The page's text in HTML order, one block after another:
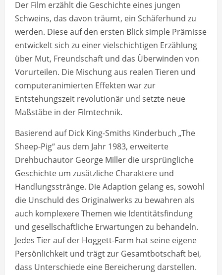
Der Film erzählt die Geschichte eines jungen
Schweins, das davon träumt, ein Schäferhund zu
werden. Diese auf den ersten Blick simple Prämisse
entwickelt sich zu einer vielschichtigen Erzählung
über Mut, Freundschaft und das Überwinden von
Vorurteilen. Die Mischung aus realen Tieren und
computeranimierten Effekten war zur
Entstehungszeit revolutionär und setzte neue
Maßstäbe in der Filmtechnik.
Basierend auf Dick King-Smiths Kinderbuch „The
Sheep-Pig“ aus dem Jahr 1983, erweiterte
Drehbuchautor George Miller die ursprüngliche
Geschichte um zusätzliche Charaktere und
Handlungsstränge. Die Adaption gelang es, sowohl
die Unschuld des Originalwerks zu bewahren als
auch komplexere Themen wie Identitätsfindung
und gesellschaftliche Erwartungen zu behandeln.
Jedes Tier auf der Hoggett-Farm hat seine eigene
Persönlichkeit und trägt zur Gesamtbotschaft bei,
dass Unterschiede eine Bereicherung darstellen.